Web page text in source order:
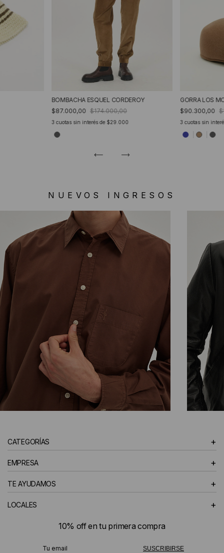
BOMBACHA ESQUEL CORDEROY
$87.000,00 $174.000,00
3 cuotas sin interés de $29.000
GORRA LOS
$90.300,00
3cuotas sin
NUEVOS INGRESOS
HOMBRE
CATEGORÍAS +
EMPRESA +
TE AYUDAMOS +
LOCALES +
10% off en tu primera compra
SUSCRIBIRSE
¡Te suscribiste exitosamente!